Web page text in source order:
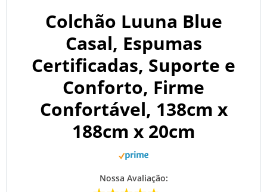
Colchão Luuna Blue
Casal, Espumas
Certificadas, Suporte e
Conforto, Firme
Confortável, 138cm x
188cm x 20cm
Nossa Avaliação: